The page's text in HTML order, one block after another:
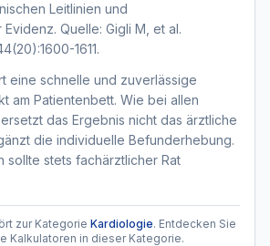
Leitlinien und
Quelle: Gigli M, et al.
1611.
eine schnelle und zuverlässige
am Patientenbett. Wie bei allen
das Ergebnis nicht das ärztliche
die individuelle Befunderhebung.
sollte stets fachärztlicher Rat
zur Kategorie Kardiologie. Entdecken Sie
Kalkulatoren in dieser Kategorie.